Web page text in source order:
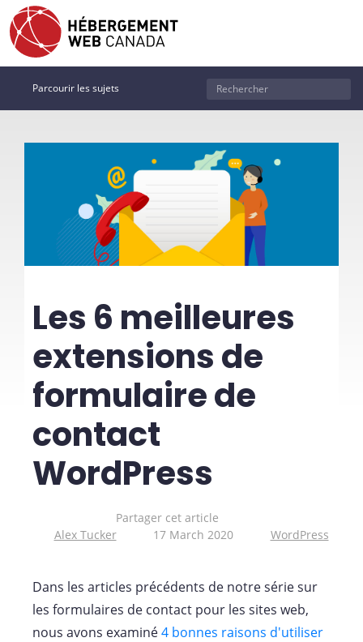
Parcourir les sujets
Les 6 meilleures
extensions de
formulaire de
contact
WordPress
Partager cet article
Alex Tucker
17 March 2020 WordPress
Dans les articles précédents de notre série sur
les formulaires de contact pour les sites web,
nous avons examiné4 bonnes raisons d'utiliser